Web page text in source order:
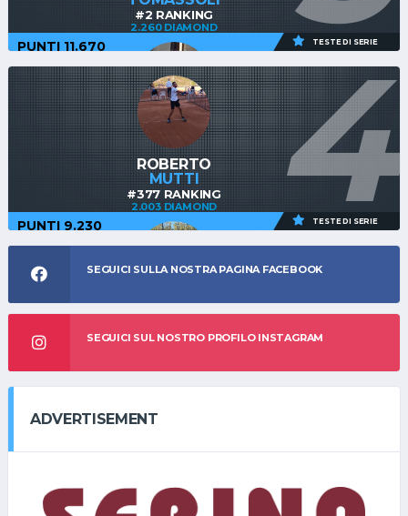
#2 RANKING
2.260 DIAMOND
ROBERTO
DURANTI
#58 RANKING
1.322 BRONZE
PUNTI 11.670 TESTE DI SERIE
4
ROBERTO
MUTTI
#377 RANKING
2.003 DIAMOND
#3 RANKING
PUNTI 9.230 TESTE DI SERIE
SEGUICI SULLA NOSTRA PAGINA FACEBOOK
SEGUICI SUL NOSTRO PROFILO INSTAGRAM
ADVERTISEMENT